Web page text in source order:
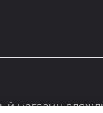
магазин